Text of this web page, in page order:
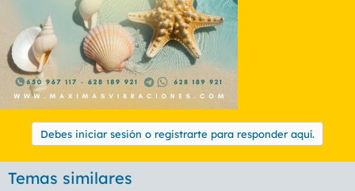
Debes iniciar sesión o registrarte para responder aquí.
Temas similares